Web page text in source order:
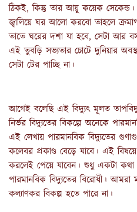
ঠিকই, কিন্তু তার আয়ু কয়েক
জ্বালিয়ে ঘর আলো করবো তাহলে
তাতে ঘরের দশা যা হবে, সেটা আর
এই তুবড়ি সভ্যতার চোটে দুনিয়ার
সেটা টের পাচ্ছি না।
আগেই বলেছি এই বিদ্যুৎ মূলত
নির্ভর বিদ্যুতের বিকল্পে অনেকে
এই লেখায় পারমানবিক বিদ্যুতের
কলেবর প্রকাণ্ড বেড়ে যাবে। এই
করলেই পেয়ে যাবেন। শুধু একটা
পারমানবিক বিদ্যুতের বিরোধী।
কল্যাণকর বিকল্প হতে পারে না।